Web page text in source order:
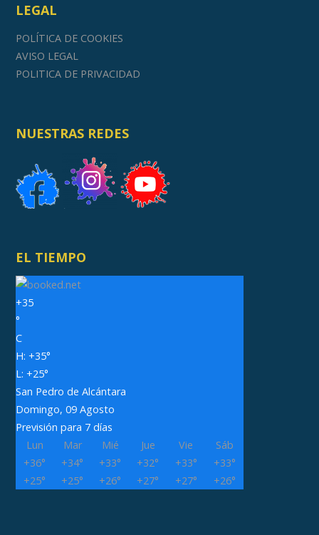
LEGAL
POLÍTICA DE COOKIES
AVISO LEGAL
POLITICA DE PRIVACIDAD
NUESTRAS REDES
EL TIEMPO
+35
°
C
H: +35°
L: +25°
San Pedro de Alcántara
Domingo, 09 Agosto
Previsión para 7 días
Lun
Mar Mié Jue Vie
Sáb
+36° +34° +33° +32° +33° +33°
+25° +25° +26° +27° +27° +26°